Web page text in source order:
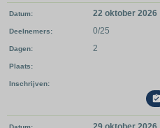
Datum 22 oktober 2026
Deelnemers 0/25
Dagen 2
Plaats
Inschrijven
